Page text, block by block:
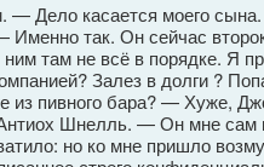
Дело касается моего
так. Он сейчас
ним там не всё в порядке. Я
Залез в долги ?
из пивного бара? — Хуже,
Шнелль. — Он мне сам
но ко мне пришло